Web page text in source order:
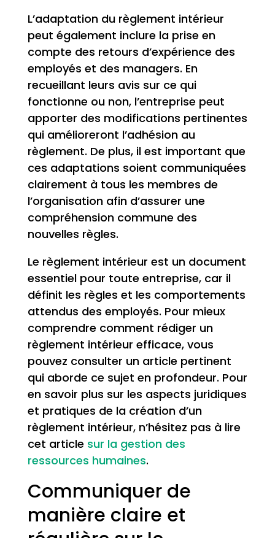
L’adaptation du règlement intérieur
peut également inclure la prise en
compte des retours d’expérience des
employés et des managers. En
recueillant leurs avis sur ce qui
fonctionne ou non, l’entreprise peut
apporter des modifications pertinentes
qui amélioreront l’adhésion au
règlement. De plus, il est important que
ces adaptations soient communiquées
clairement à tous les membres de
l’organisation afin d’assurer une
compréhension commune des
nouvelles règles.
Le règlement intérieur est un document
essentiel pour toute entreprise, car il
définit les règles et les comportements
attendus des employés. Pour mieux
comprendre comment rédiger un
règlement intérieur efficace, vous
pouvez consulter un article pertinent
qui aborde ce sujet en profondeur. Pour
en savoir plus sur les aspects juridiques
et pratiques de la création d’un
règlement intérieur, n’hésitez pas à lire
cet article sur la gestion des
ressources humaines.
Communiquer de
manière claire et